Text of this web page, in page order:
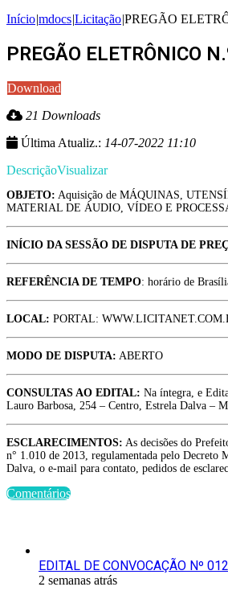
Início|mdocs|Licitação|PREGÃO
PREGÃO ELETRÔNICO
Download
21 Downloads
Última Atualiz.: 14-07-2022 11:10
DescriçãoVisualizar
OBJETO: Aquisição de MÁQUINAS,
MATERIAL DE ÁUDIO, VÍDEO E
INÍCIO DA SESSÃO DE DISPUTA DE
REFERÊNCIA DE TEMPO: horário de
LOCAL: PORTAL:
MODO DE DISPUTA: ABERTO
CONSULTAS AO EDITAL: Na íntegra, e
Lauro Barbosa, 254 – Centro, Estrela Dalva –
ESCLARECIMENTOS: As decisões do
n° 1.010 de 2013, regulamentada pelo Decreto
Dalva, o e-mail para contato, pedidos de
Comentários
EDITAL DE CONVOCAÇÃO Nº
2 semanas atrás